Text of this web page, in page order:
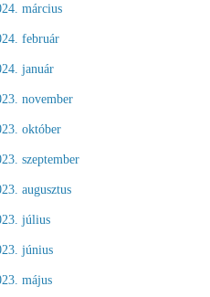
március
február
január
november
október
szeptember
augusztus
július
június
május